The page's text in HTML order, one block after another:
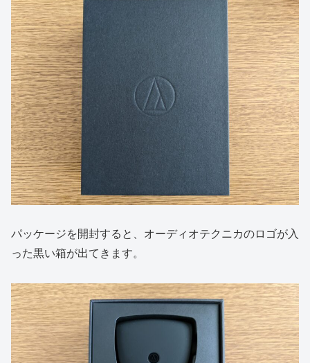
パッケージを開封すると、オーディオテクニカのロゴが入
った黒い箱が出てきます。